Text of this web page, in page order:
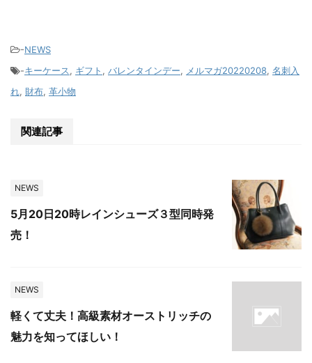
-NEWS
-キーケース, ギフト , バレンタインデー, メルマガ20220208, 名刺入
れ, 財布, 革小物
関連記事
NEWS
5月20日20時レインシューズ３型同時発
売！
NEWS
軽くて丈夫！高級素材オーストリッチの
魅力を知ってほしい！